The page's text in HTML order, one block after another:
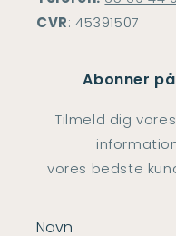
CVR: 45391507
Abonner
Tilmeld dig
vores bedste
Navn